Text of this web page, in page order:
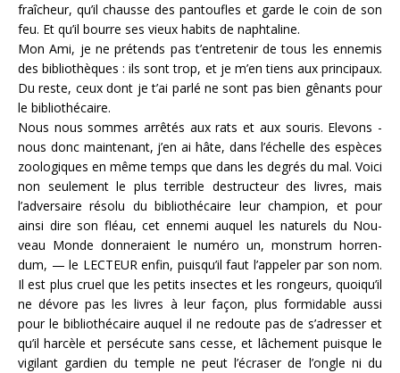
fraîcheur, qu’il chausse des pantoufles et garde le coin de son
feu. Et qu’il bourre ses vieux habits de naphtaline.
Mon Ami, je ne prétends pas t’entretenir de tous les ennemis
des bibliothèques : ils sont trop, et je m’en tiens aux principaux.
Du reste, ceux dont je t’ai parlé ne sont pas bien gênants pour
le bibliothécaire.
Nous nous sommes arrêtés aux rats et aux souris. Elevons ­
nous donc maintenant, j’en ai hâte, dans l’échelle des espèces
zoologiques en même temps que dans les degrés du mal. Voici
non seulement le plus terrible destructeur des livres, mais
l’adversaire résolu du bibliothécaire leur champion, et pour
ainsi dire son fléau, cet ennemi auquel les naturels du Nou­
veau Monde donneraient le numéro un, monstrum horren­
dum, — le LECTEUR enfin, puisqu’il faut l’appeler par son nom.
Il est plus cruel que les petits insectes et les rongeurs, quoiqu’il
ne dévore pas les livres à leur façon, plus formidable aussi
pour le bibliothécaire auquel il ne redoute pas de s’adresser et
qu’il harcèle et persécute sans cesse, et lâchement puisque le
vigilant gardien du temple ne peut l’écraser de l’ongle ni du